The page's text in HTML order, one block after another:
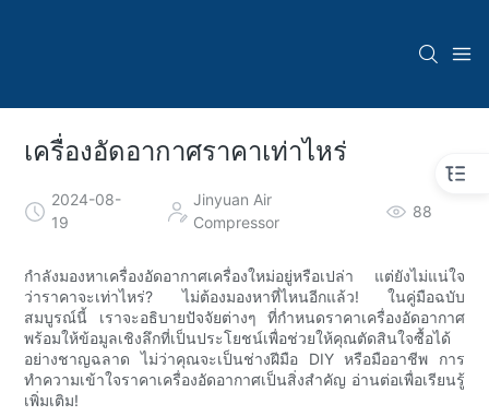
เครื่องอัดอากาศราคาเท่าไหร่
2024-08-
19
Jinyuan Air
Compressor
88
กำลังมองหาเครื่องอัดอากาศเครื่องใหม่อยู่หรือเปล่า แต่ยังไม่แน่ใจ
ว่าราคาจะเท่าไหร่? ไม่ต้องมองหาที่ไหนอีกแล้ว! ในคู่มือฉบับ
สมบูรณ์นี้ เราจะอธิบายปัจจัยต่างๆ ที่กำหนดราคาเครื่องอัดอากาศ
พร้อมให้ข้อมูลเชิงลึกที่เป็นประโยชน์เพื่อช่วยให้คุณตัดสินใจซื้อได้
อย่างชาญฉลาด ไม่ว่าคุณจะเป็นช่างฝีมือ DIY หรือมืออาชีพ การ
ทำความเข้าใจราคาเครื่องอัดอากาศเป็นสิ่งสำคัญ อ่านต่อเพื่อเรียนรู้
เพิ่มเติม!